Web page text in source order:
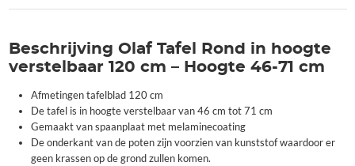
Beschrijving Olaf Tafel Rond in hoogte
verstelbaar 120 cm – Hoogte 46-71 cm
Afmetingen tafelblad 120 cm
De tafel is in hoogte verstelbaar van 46 cm tot 71 cm
Gemaakt van spaanplaat met melaminecoating
De onderkant van de poten zijn voorzien van kunststof waardoor er
geen krassen op de grond zullen komen.